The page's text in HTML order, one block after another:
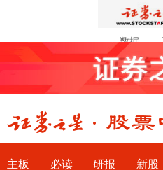
数据
主板 必读 研报 新股